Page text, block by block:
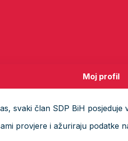
Moj profil
svaki član SDP BiH
provjere i ažuriraju podatke